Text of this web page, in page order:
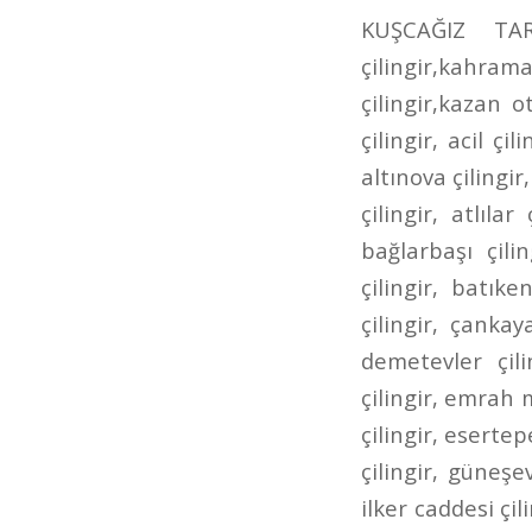
KUŞCAĞIZ TARHANLAR CADDESİ ÇİLİNGİR kahramankazan çilingir,kazan çilingir,kahramankazan anahtarcı,kazan anahtarcı,kahramankazan oto çilingir,kazan oto çilingir,karamankazan oto anahtarcı,kazan oto anahtarcı,7/24 çilingir, acil çilingir, adalı çilingir, aktepe çilingir, akyurt çilingir, altındağ çilingir, altınova çilingir, altınpark çilingir, ankara çilingir, ankara oto çilingir, aşağı eğlence çilingir, atlılar çilingir, ayrancı çilingir, bademlik çilingir, bağcı caddesi çilingir, bağlarbaşı çilingir, bağlıca çilingir, bağlum çilingir, balgat çilingir, basınevleri çilingir, batıkent çilingir, bilkent çilingir, bölük caddesi çilingir, bursa caddesi çilingir, çankaya çilingir, cevizlidere çilingir, çubuk çilingir, çukurambar çilingir, demetevler çilingir, dikmen çilingir, dışkapı çilingir, dutluk çilingir, elvankent çilingir, emrah mahallesi çilingir, ergenekon caddesi çilingir, eryaman çilingir, esat çilingir, esertepe çilingir, etimesgut çilingir, etlik ayvalı çilingir, Etlik Çilingir, gazino çilingir, güneşevler çilingir, hacıbayram çilingir, hacıkadın çilingir, hasköy çilingir, ilker caddesi çilingir, İncirli Çilingir, incirli oto çilingir, iskitler çilingir, ivedik çilingir, kafkaslar çilingir, kanuni çilingir, kardeşler çilingir, kazımkarabekir çilingir, kızılay çilingir, kuyubaşı çilingir, kuzey ankara toki çilingir, lalegül çilingir, nöbetçi çilingir, öntek çilingir, ovacık çilingir, pınarbaşı çilingir, pursaklar çilingir, pursaklar saray çilingir, sanatoryum çilingir, sancaktepe çilingir, şehit süleyman efe çilingir, şentepe çilingir, siteler çilingir, sokullu çilingir, solfasol çilingir, subayevleri çilingir, tandoğan çilingir, tepebaşı çilingir, ufuktepe çilingir, ufuktepe oto anahtarcısı, ufuktepe oto çilingir, ulus çilingir, uyanış çilingir, varlık mahallesi çilingir, yeni ziraat mahallesi çilingir, yenimahalle çilingir, yeşiltepe çilingir, yükseltepe çilingir,